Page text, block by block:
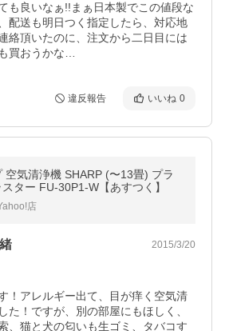
も良いなぁ!!まぁ日本製でこの値段な
配送も明日つく指定したら、対応地
絡頂いたのに、注文から二日目には
買おうかな…
違反報告 いいね 0
空気清浄機 SHARP (〜13畳) プラ
ター FU-30P1-W【あすつく】
店
2015/3/20
！アレルギー出て、目が痒く空気清
た！ですが、別の部屋にもほしく、
、猫と犬の匂いも生ゴミ、タバコす